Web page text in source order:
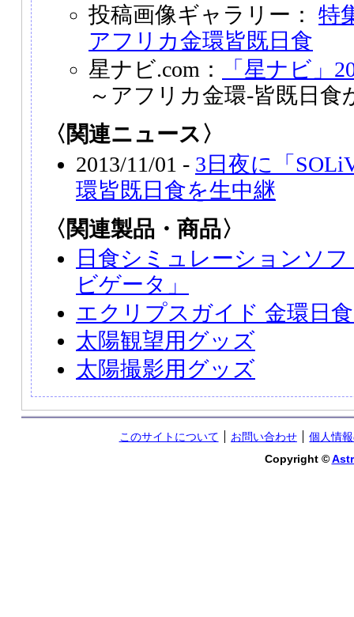
投稿画像ギャラリー： 特
アフリカ金環皆既日食
星ナビ.com：
「星ナビ」
～アフリカ金環‐皆既日食
〈関連ニュース〉
2013/11/01 - 3日夜に「
環皆既日食を生中継
〈関連製品・商品〉
日食シミュレーションソ
ビゲータ」
エクリプスガイド 金環日食
太陽観望用グッズ
太陽撮影用グッズ
このサイトについて お問い合わせ
個人情
Copyright ©